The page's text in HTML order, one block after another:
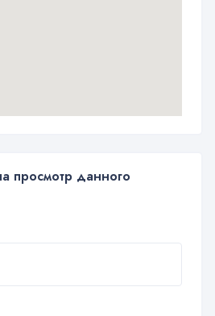
просмотр данного